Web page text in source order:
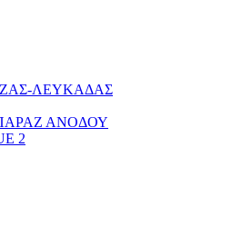
ΛΕΥΚΑΔΑΣ
ΑΝΟΔΟΥ
2